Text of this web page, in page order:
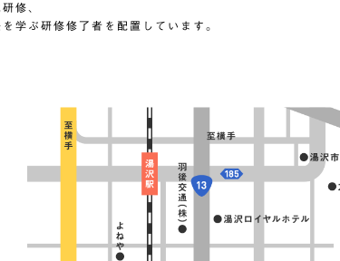
修、
学ぶ研修修了者を配置しています。